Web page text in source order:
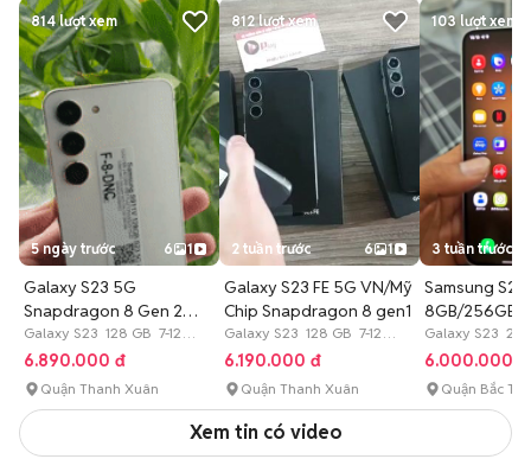
814lượt xem
5 ngày trước 6 1
Galaxy S23 5G
Snapdragon 8 Gen 2
Mỹ/Hàn có trả góp
Galaxy S23 128 GB 7-12
tháng
6.890.000 đ
Quận Thanh Xuân
812lượt xem
2 tuần trước 6 1
Galaxy S23 FE 5G VN/Mỹ
Chip Snapdragon 8 gen1
Galaxy S23 128 GB 7-12
tháng
6.190.000 đ
Quận Thanh Xuân
103lượt xem
3 tuần trước
Samsung S23
8GB/256GB
New
Galaxy S23
6.000.000 đ
Quận Bắc Từ
Xem tin có video